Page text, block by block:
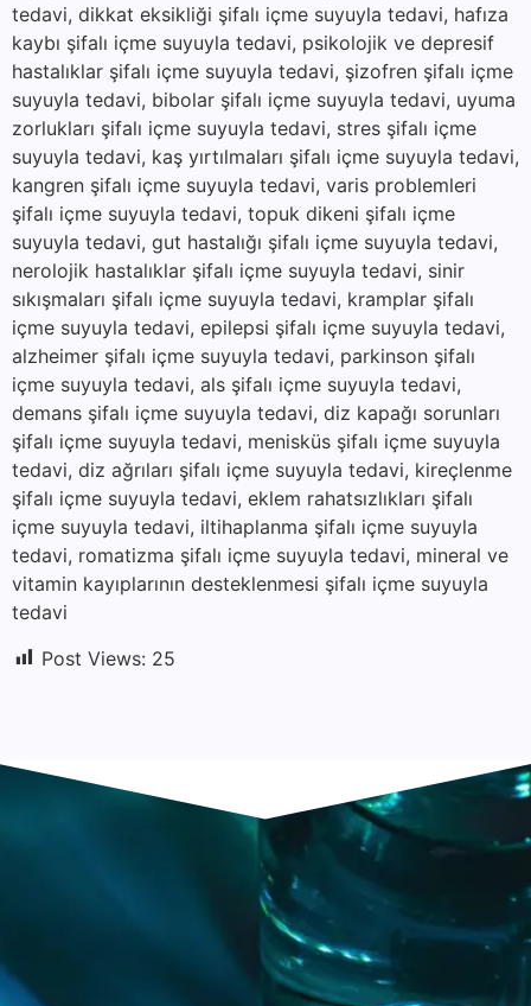
tedavi, dikkat eksikliği şifalı içme suyuyla tedavi, hafıza
kaybı şifalı içme suyuyla tedavi, psikolojik ve depresif
hastalıklar şifalı içme suyuyla tedavi, şizofren şifalı içme
suyuyla tedavi, bibolar şifalı içme suyuyla tedavi, uyuma
zorlukları şifalı içme suyuyla tedavi, stres şifalı içme
suyuyla tedavi, kaş yırtılmaları şifalı içme suyuyla tedavi,
kangren şifalı içme suyuyla tedavi, varis problemleri
şifalı içme suyuyla tedavi, topuk dikeni şifalı içme
suyuyla tedavi, gut hastalığı şifalı içme suyuyla tedavi,
nerolojik hastalıklar şifalı içme suyuyla tedavi, sinir
sıkışmaları şifalı içme suyuyla tedavi, kramplar şifalı
içme suyuyla tedavi, epilepsi şifalı içme suyuyla tedavi,
alzheimer şifalı içme suyuyla tedavi, parkinson şifalı
içme suyuyla tedavi, als şifalı içme suyuyla tedavi,
demans şifalı içme suyuyla tedavi, diz kapağı sorunları
şifalı içme suyuyla tedavi, menisküs şifalı içme suyuyla
tedavi, diz ağrıları şifalı içme suyuyla tedavi, kireçlenme
şifalı içme suyuyla tedavi, eklem rahatsızlıkları şifalı
içme suyuyla tedavi, iltihaplanma şifalı içme suyuyla
tedavi, romatizma şifalı içme suyuyla tedavi, mineral ve
vitamin kayıplarının desteklenmesi şifalı içme suyuyla
tedavi
Post Views: 25